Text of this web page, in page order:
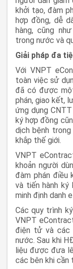
khởi tạo, đàm
hợp đồng, dễ
hàng, cũng
trong nước và
Giải pháp đa
Với VNPT
toàn việc sử
đã có được
phán, giao kết,
ứng dụng
ký hợp đồng
dịch bệnh
khắp thế giới.
VNPT
khoản người
đàm phán điều
và tiến hành ký
minh định danh
Các quy trình
VNPT
điện tử và các
nước. Sau khi
liệu được đưa
các bên khi cần